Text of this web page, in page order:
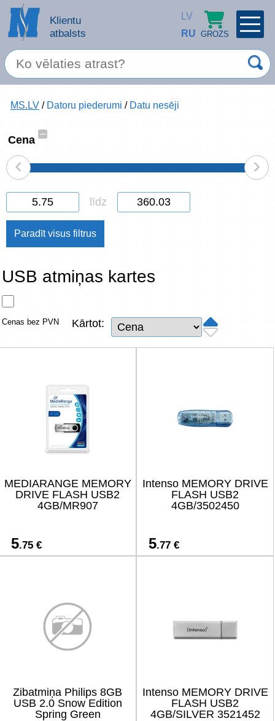
Klientu
atbalsts
LV
RU GROZS
Atcerēties
Aizmirsāt paroli?
Spec. piedāvājums
Servisa pakalpojumi
Apple produkti
Datortehnika
Datoru piederumi
Tīkla produkti
TV, Foto un elektronika
Renewd tehnika, Outlet
MS.LV / Datoru piederumi / Datu nesēji
Cena
–
‹ ›
līdz
USB atmiņas kartes
Cenas bez PVN Kārtot:
MEDIARANGE MEMORY
DRIVE FLASH USB2
4GB/MR907
5.75 €
Intenso MEMORY DRIVE
FLASH USB2
4GB/3502450
5.77 €
Zibatmiņa Philips 8GB
USB 2.0 Snow Edition
Spring Green
Intenso MEMORY DRIVE
FLASH USB2
4GB/SILVER 3521452